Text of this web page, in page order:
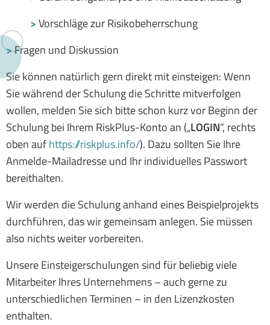
>Vorschläge zur Risikobeherrschung
>Fragen und Diskussion
Sie können natürlich gern direkt mit einsteigen: Wenn
Sie während der Schulung die Schritte mitverfolgen
wollen, melden Sie sich bitte schon kurz vor Beginn der
Schulung bei Ihrem RiskPlus-Konto an („LOGIN“, rechts
oben aufhttps://riskplus.info/). Dazu sollten Sie Ihre
Anmelde-Mailadresse und Ihr individuelles Passwort
bereithalten.
Wir werden die Schulung anhand eines Beispielprojekts
durchführen, das wir gemeinsam anlegen. Sie müssen
also nichts weiter vorbereiten.
Unsere Einsteigerschulungen sind für beliebig viele
Mitarbeiter Ihres Unternehmens – auch gerne zu
unterschiedlichen Terminen – in den Lizenzkosten
enthalten.